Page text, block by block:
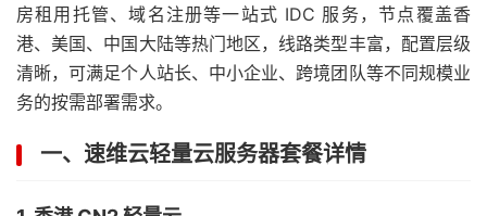
房租用托管、域名注册等一站式 IDC 服务，节点覆盖香
港、美国、中国大陆等热门地区，线路类型丰富，配置层级
清晰，可满足个人站长、中小企业、跨境团队等不同规模业
务的按需部署需求。
一、速维云轻量云服务器套餐详情